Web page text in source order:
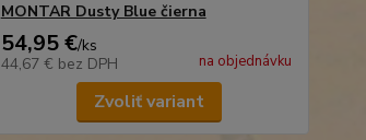
MONTAR Dusty Blue čierna
54,95 €/ks
44,67 € bez DPH na objednávku
Zvoliť variant